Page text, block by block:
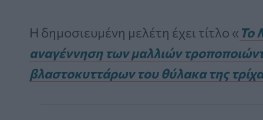
Η δημοσιευμένη μελέτη έχει τίτλο « Το
αναγέννηση των μαλλιών
βλαστοκυττάρων του θύλακα της